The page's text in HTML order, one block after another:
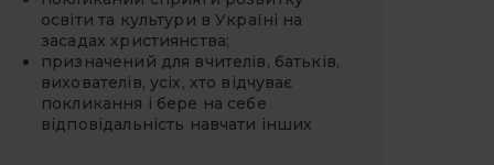
освіти та культури в Україні на
засадах християнства;
призначений для вчителів, батьків,
вихователів, усіх, хто відчуває
покликання і бере на себе
відповідальність навчати інших